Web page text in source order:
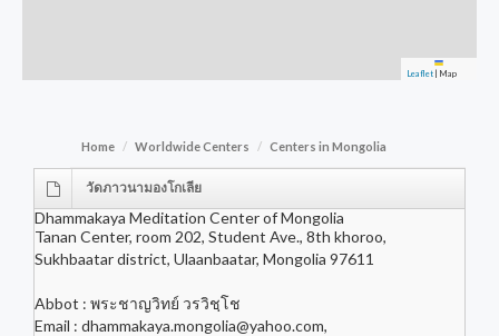
Leaflet Map
Home Worldwide Centers Centers in Mongolia
วัดภาวนามองโกเลีย
Dhammakaya Meditation Center of Mongolia
Tanan Center, room 202, Student Ave., 8th khoroo,
Sukhbaatar district, Ulaanbaatar, Mongolia 97611
Abbot : พระชาญวิทย์ วรวิชฺโช
Email : dhammakaya.mongolia@yahoo.com,